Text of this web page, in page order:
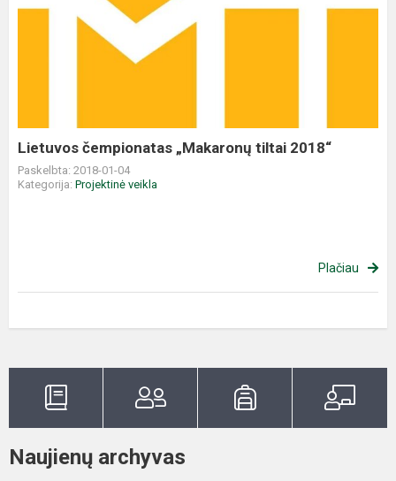
čempionatas
Lietuvos čempionatas „Makaronų tiltai 2018“
Paskelbta: 2018-01-04
Kategorija: Projektinė veikla
Plačiau
Naujienų archyvas